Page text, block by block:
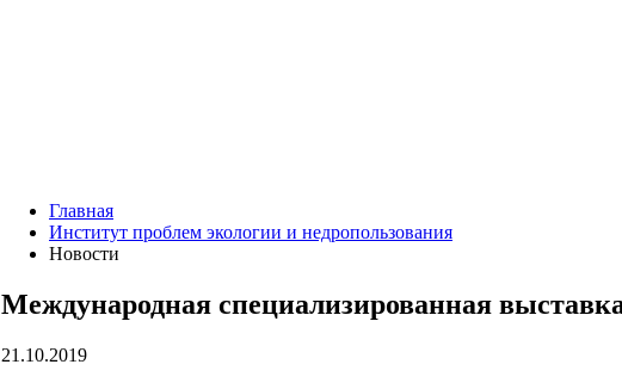
Главная
Институт проблем экологии и недропользования
Новости
Международная специализированная
21.10.2019